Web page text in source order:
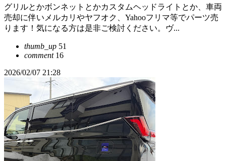
グリルとかボンネットとかカスタムヘッドライトとか、車両
売却に伴いメルカリやヤフオク、Yahooフリマ等でパーツ売
ります！気になる方は是非ご検討ください。ヴ...
thumb_up 51
comment16
2026/02/07 21:28